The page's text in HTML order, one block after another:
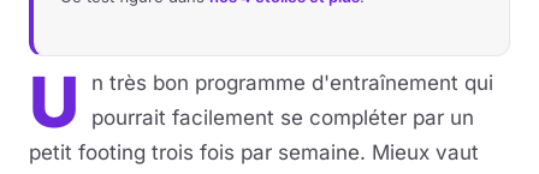
U
n très bon programme d'entraînement qui
pourrait facilement se compléter par un
petit footing trois fois par semaine. Mieux vaut